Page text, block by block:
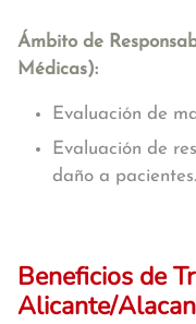
Ámbito de
Médicas):
Evaluación de
Evaluación de
daño a pacientes.
Beneficios de
Alicante/